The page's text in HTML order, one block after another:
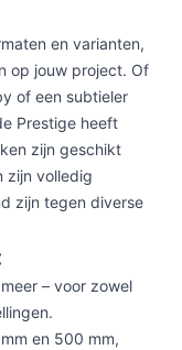
en varianten,
op jouw project. Of
of een subtieler
Prestige heeft
zijn geschikt
zijn volledig
zijn tegen diverse
– voor zowel
en 500 mm,